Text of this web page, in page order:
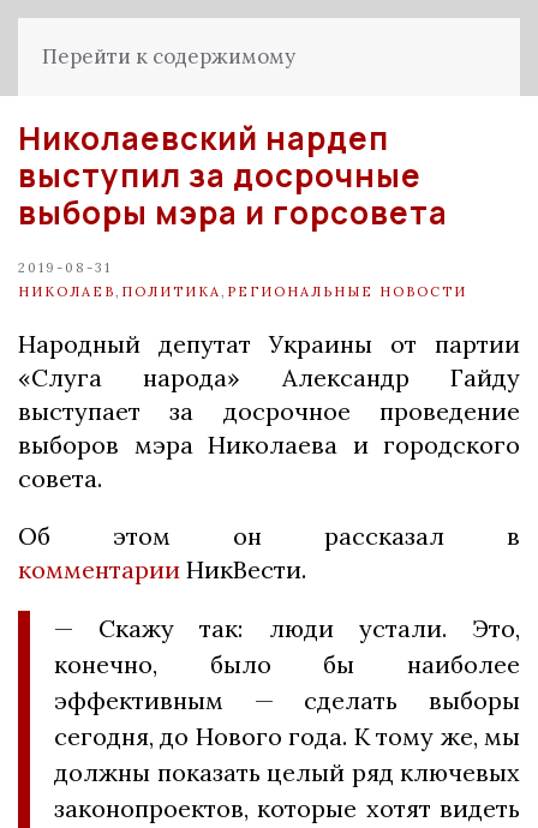
Перейти к содержимому
Николаевский нардеп
выступил за досрочные
выборы мэра и горсовета
2019-08-31
НИКОЛАЕВ ПОЛИТИКА РЕГИОНАЛЬНЫЕ НОВОСТИ
Народный депутат Украины от партии
«Слуга народа» Александр Гайду
выступает за досрочное проведение
выборов мэра Николаева и городского
совета.
Об этом он рассказал в
комментарии НикВести.
— Скажу так: люди устали. Это,
конечно, было бы наиболее
эффективным — сделать выборы
сегодня, до Нового года. К тому же, мы
должны показать целый ряд ключевых
законопроектов, которые хотят видеть